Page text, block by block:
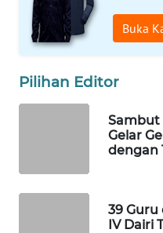
Buka
Pilihan Editor
Sambut
Gelar
dengan
39 Guru
IV Dairi
WAHANA
Wahana
KONSUMEN
KELISTRIKAN